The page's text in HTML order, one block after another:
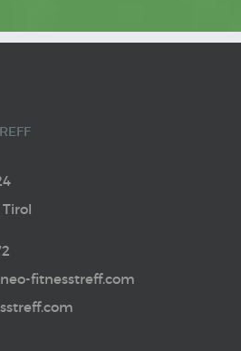
fitnesstreff.com